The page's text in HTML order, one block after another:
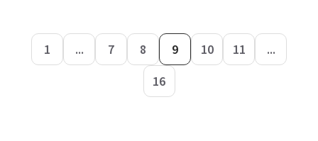
1 ... 7 8 9 10 11
...
16